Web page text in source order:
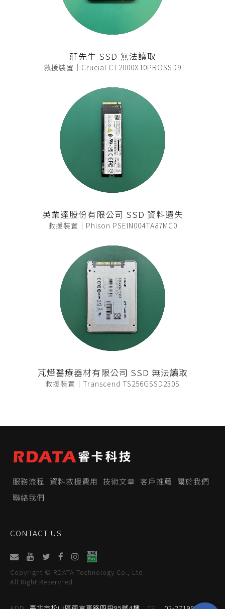
莊先生 SSD 無法讀取
救援裝置｜Crucial CT2000X10PROSSD9
英業達股份有限公司 SSD 資料遺失
救援裝置｜Phison PSEIN004TA87MC0
芃燁醫療器材有限公司 SSD 無法讀取
救援裝置｜Transcend TS256GSSD230S
服務流程 資料救援費用 技術文章 客戶推薦
關於我們
聯絡我們
CONTACT US
Copyright © RDATA Technology Co., Ltd.
All Right Reservred.